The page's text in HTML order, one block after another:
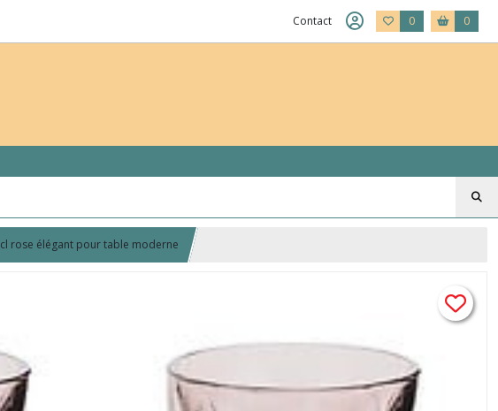
Contact 0 0
rose élégant pour table moderne